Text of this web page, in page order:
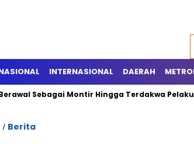
INTERNASIONAL DAERAH
Sebagai Montir Hingga Terdakwa Pelaku
/ Berita